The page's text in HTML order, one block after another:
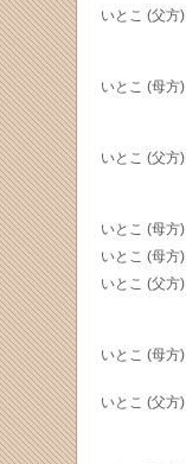
いとこ (父方)
いとこ (母方)
いとこ (父方)
いとこ (母方)
いとこ (母方)
いとこ (父方)
いとこ (母方)
いとこ (父方)